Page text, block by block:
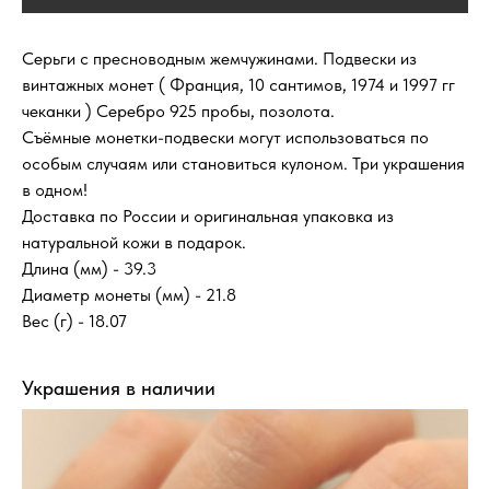
Серьги с пресноводным жемчужинами. Подвески из
винтажных монет ( Франция, 10 сантимов, 1974 и 1997 гг
чеканки ) Серебро 925 пробы, позолота.
Съёмные монетки-подвески могут использоваться по
особым случаям или становиться кулоном. Три украшения
в одном!
Доставка по России и оригинальная упаковка из
натуральной кожи в подарок.
Длина (мм) - 39.3
Диаметр монеты (мм) - 21.8
Вес (г) - 18.07
Украшения в наличии